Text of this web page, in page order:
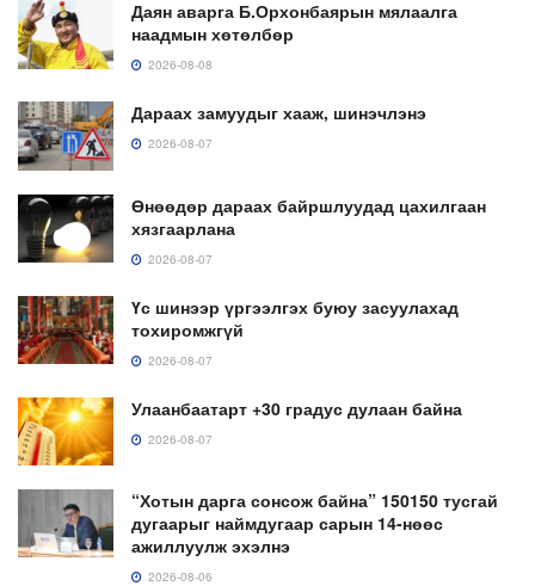
Даян аварга Б.Орхонбаярын мялаалга
наадмын хөтөлбөр
2026-08-08
Дараах замуудыг хааж, шинэчлэнэ
2026-08-07
Өнөөдөр дараах байршлуудад цахилгаан
хязгаарлана
2026-08-07
Үс шинээр үргээлгэх буюу засуулахад
тохиромжгүй
2026-08-07
Улаанбаатарт +30 градус дулаан байна
2026-08-07
“Хотын дарга сонсож байна” 150150 тусгай
дугаарыг наймдугаар сарын 14-нөөс
ажиллуулж эхэлнэ
2026-08-06